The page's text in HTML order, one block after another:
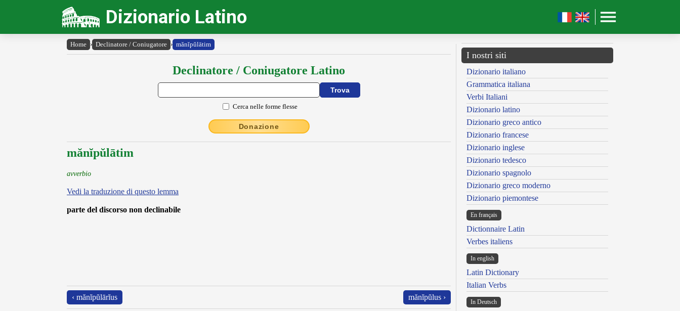
Dizionario Latino
Home › Declinatore / Coniugatore › mănĭpŭlātim
Declinatore / Coniugatore Latino
Cerca nelle forme flesse
Donazione
mănĭpŭlātim
avverbio
Vedi la traduzione di questo lemma
parte del discorso non declinabile
‹ mănĭpŭlārĭus mănĭpŭlus ›
I nostri siti
Dizionario italiano
Grammatica italiana
Verbi Italiani
Dizionario latino
Dizionario greco antico
Dizionario francese
Dizionario inglese
Dizionario tedesco
Dizionario spagnolo
Dizionario greco moderno
Dizionario piemontese
En français
Dictionnaire Latin
Verbes italiens
In english
Latin Dictionary
Italian Verbs
In Deutsch